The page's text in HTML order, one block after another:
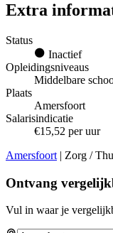
Extra
Status
Inactief
Opleidingsniveaus
Middelbare
Plaats
Amersfoort
Salarisindicatie
€15,52 per uur
Amersfoort | Zorg /
Ontvang
Vul in waar je